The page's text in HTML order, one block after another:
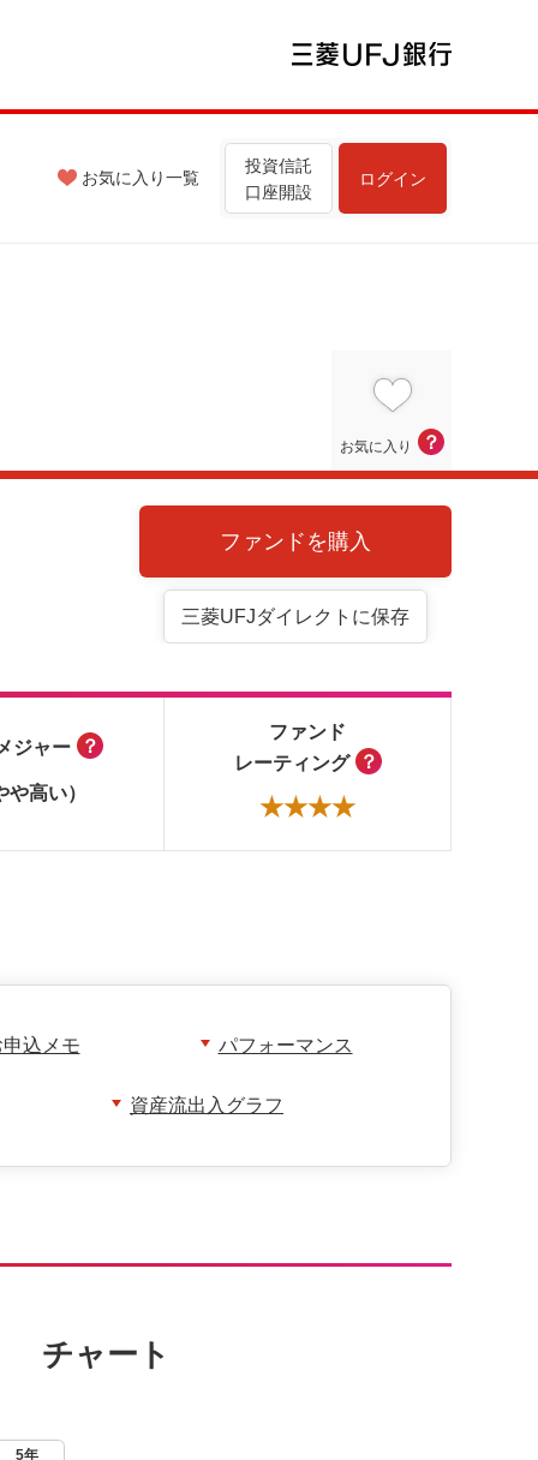
お気に入り一覧
投資信託
口座開設
ログイン
お気に入り ？
ファンドを購入
三菱UFJダイレクトに保存
ジャー ？
や高い）
ファンド
レーティング
？
★★★★
申込メモ パフォーマンス
資産流出入グラフ
チャート
5年